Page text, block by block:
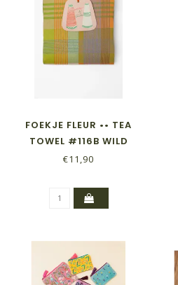
FOEKJE FLEUR •• TEA
TOWEL #116B WILD
WEAVE
€11,90